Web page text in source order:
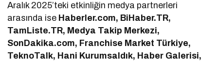
Aralık 2025’teki etkinliğin medya partnerleri
arasında ise Haberler.com, BiHaber.TR,
TamListe.TR, Medya Takip Merkezi,
SonDakika.com, Franchise Market Türkiye,
TeknoTalk, Hani Kurumsaldık, Haber Galerisi,